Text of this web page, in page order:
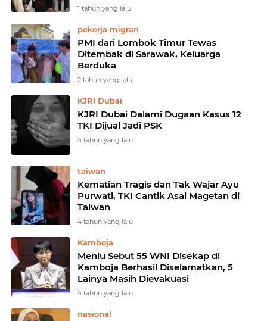
1 tahun yang lalu
pekerja migran
PMI dari Lombok Timur Tewas
Ditembak di Sarawak, Keluarga
Berduka
2 tahun yang lalu
KJRI Dubai
KJRI Dubai Dalami Dugaan Kasus 12
TKI Dijual Jadi PSK
4 tahun yang lalu
taiwan
Kematian Tragis dan Tak Wajar Ayu
Purwati, TKI Cantik Asal Magetan di
Taiwan
4 tahun yang lalu
Kamboja
Menlu Sebut 55 WNI Disekap di
Kamboja Berhasil Diselamatkan, 5
Lainya Masih Dievakuasi
4 tahun yang lalu
nasional